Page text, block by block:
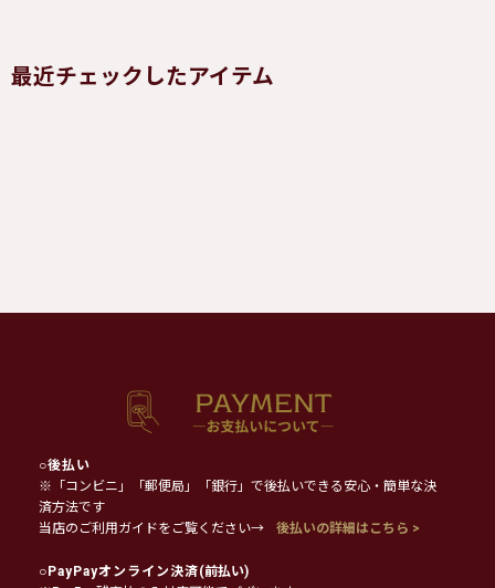
最近チェックしたアイテム
○後払い
※「コンビニ」「郵便局」「銀行」で後払いできる安心・簡単な決
済方法です
当店のご利用ガイドをご覧ください→
後払いの詳細はこちら >
○PayPayオンライン決済(前払い)